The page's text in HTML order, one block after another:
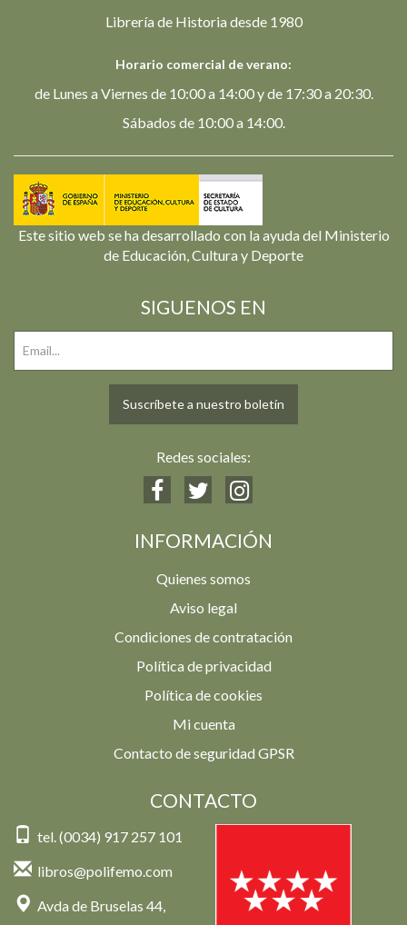
Librería de Historia desde 1980
Horario comercial de verano:
de Lunes a Viernes de 10:00 a 14:00 y de 17:30 a 20:30.
Sábados de 10:00 a 14:00.
Este sitio web se ha desarrollado con la ayuda del Ministerio
de Educación, Cultura y Deporte
SIGUENOS EN
Suscríbete a nuestro boletín
Redes sociales:
INFORMACIÓN
Quienes somos
Aviso legal
Condiciones de contratación
Política de privacidad
Política de cookies
Mi cuenta
Contacto de seguridad GPSR
CONTACTO
tel. (0034) 917 257 101
libros@polifemo.com
Avda de Bruselas 44,